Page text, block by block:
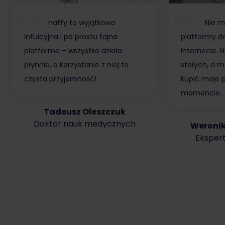
naffy to wyjątkowo
intuicyjna i po prostu fajna
platforma – wszystko działa
płynnie, a korzystanie z niej to
czysta przyjemność!
Tadeusz Oleszczuk
Doktor nauk medycznych
Nie
platformy
Internecie.
stałych, a
kupić moje
momencie.